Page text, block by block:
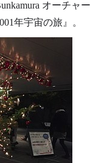
オーチャ
年宇宙の旅』。